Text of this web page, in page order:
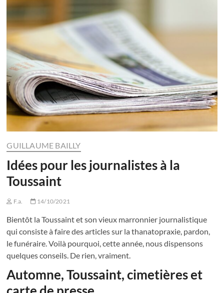
GUILLAUME BAILLY
Idées pour les journalistes à la
Toussaint
F.a. 14/10/2021
Bientôt la Toussaint et son vieux marronnier journalistique
qui consiste à faire des articles sur la thanatopraxie, pardon,
le funéraire. Voilà pourquoi, cette année, nous dispensons
quelques conseils. De rien, vraiment.
Automne, Toussaint, cimetières et